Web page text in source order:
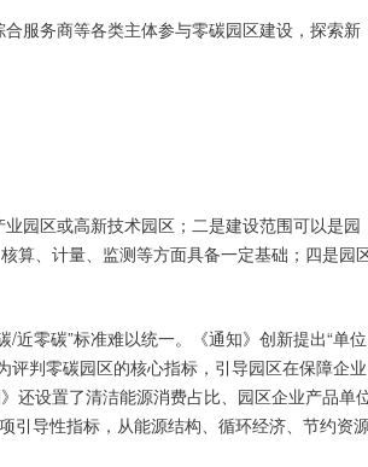
服务商等各类主体参与零碳园区建设，探索新
园区或高新技术园区；二是建设范围可以是园
算、计量、监测等方面具备一定基础；四是园
近零碳”标准难以统一。《通知》创新提出“单位
评判零碳园区的核心指标，引导园区在保障企业
还设置了清洁能源消费占比、园区企业产品单
引导性指标，从能源结构、循环经济、节约资